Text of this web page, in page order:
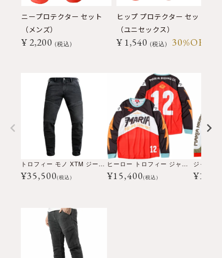
ニープロテクター セット
（メンズ）
¥ 2,200 税込
ヒップ プロテクター セット
（ユニセックス）
30%OFF
¥ 1,540 税込
トロフィー モノ XTM ジーンズ
¥35,500(税込)
ヒーロー トロフィー ジャージ
¥15,400(税込) ¥